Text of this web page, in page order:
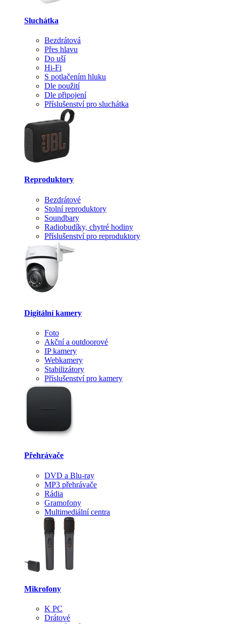
Sluchátka
Bezdrátová
Přes hlavu
Do uší
Hi-Fi
S potlačením hluku
Dle použití
Dle připojení
Příslušenství pro sluchátka
Reproduktory
Bezdrátové
Stolní reproduktory
Soundbary
Radiobudíky, chytré hodiny
Příslušenství pro reproduktory
Digitální kamery
Foto
Akční a outdoorové
IP kamery
Webkamery
Stabilizátory
Příslušenství pro kamery
Přehrávače
DVD a Blu-ray
MP3 přehrávače
Rádia
Gramofony
Multimediální centra
Mikrofony
K PC
Drátové